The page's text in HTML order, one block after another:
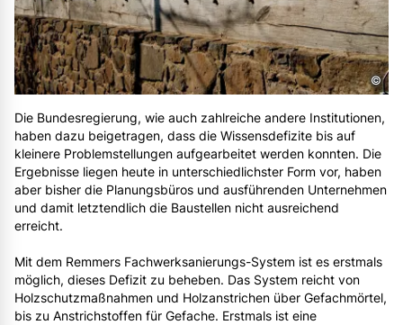
©
Die Bundesregierung, wie auch zahlreiche andere Institutionen,
haben dazu beigetragen, dass die Wissensdefizite bis auf
kleinere Problemstellungen aufgearbeitet werden konnten. Die
Ergebnisse liegen heute in unterschiedlichster Form vor, haben
aber bisher die Planungsbüros und ausführenden Unternehmen
und damit letztendlich die Baustellen nicht ausreichend
erreicht.
Mit dem Remmers Fachwerksanierungs-System ist es erstmals
möglich, dieses Defizit zu beheben. Das System reicht von
Holzschutzmaßnahmen und Holzanstrichen über Gefachmörtel,
bis zu Anstrichstoffen für Gefache. Erstmals ist eine